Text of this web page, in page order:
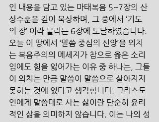
인 내용을 담고 있는 마태복음 5~7장의 산
상수훈을 깊이 묵상하며, 그 중에서 ‘기도
의 장’ 이라 불리는 6장에 도달하였습니다.
오늘 이 땅에서 ‘말씀 중심의 신앙’을 외치
는 복음주의의 메세지가 참으로 옳은 소리
임에도 힘을 잃어가는 이유 중 하나는, 그들
이 외치는 만큼 말씀이 말씀으로 살아지지
못하는 것에 있다고 생각합니다. 그리스도
인에게 말씀대로 사는 삶이란 단순히 윤리
적인 삶을 의미하지 않습니다. 이는 나의 성